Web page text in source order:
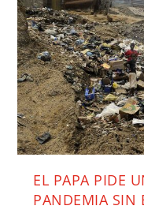
EL PAPA PIDE
PANDEMIA SIN